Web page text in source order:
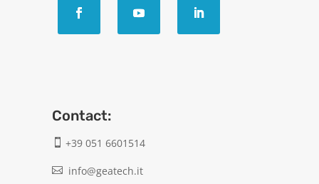
Contact:
 +39 051 6601514
 info@geatech.it